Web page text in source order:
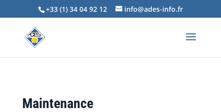
+33 (1) 34 04 92 12 info@ades-info.fr
Maintenance